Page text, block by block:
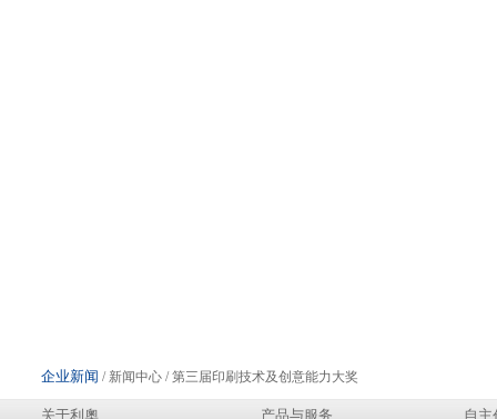
企业新闻 / 新闻中心 / 第三届印刷技术及创意能力大奖
关于利奧 产品与服务 自主